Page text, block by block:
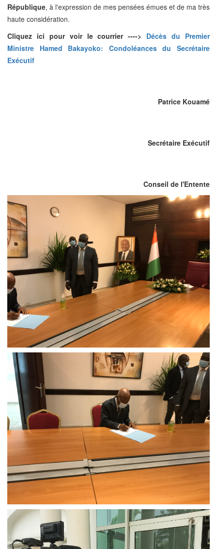
République, à l'expression de mes pensées émues et de ma très
haute considération.
Cliquez ici pour voir le courrier ----> Décès du Premier
Ministre Hamed Bakayoko: Condoléances du Secrétaire
Exécutif
Patrice Kouamé
Secrétaire Exécutif
Conseil de l'Entente